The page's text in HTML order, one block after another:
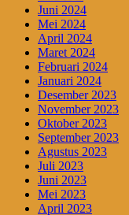
Juni 2024
Mei 2024
April 2024
Maret 2024
Februari 2024
Januari 2024
Desember 2023
November 2023
Oktober 2023
September 2023
Agustus 2023
Juli 2023
Juni 2023
Mei 2023
April 2023